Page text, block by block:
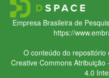
Empresa Brasileira de
https://
O conteúdo do
Creative CommonsAtribuição
4.0